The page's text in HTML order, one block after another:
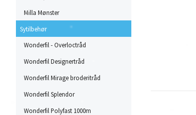
Milla Mønster
Sytilbehør
Wonderfil - Overloctråd
Wonderfil Designertråd
Wonderfil Mirage broderitråd
Wonderfil Splendor
Wonderfil Polyfast 1000m